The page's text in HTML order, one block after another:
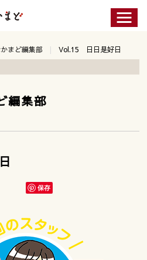
まど編集部 Vol.15 日日是好日
編集部
保存